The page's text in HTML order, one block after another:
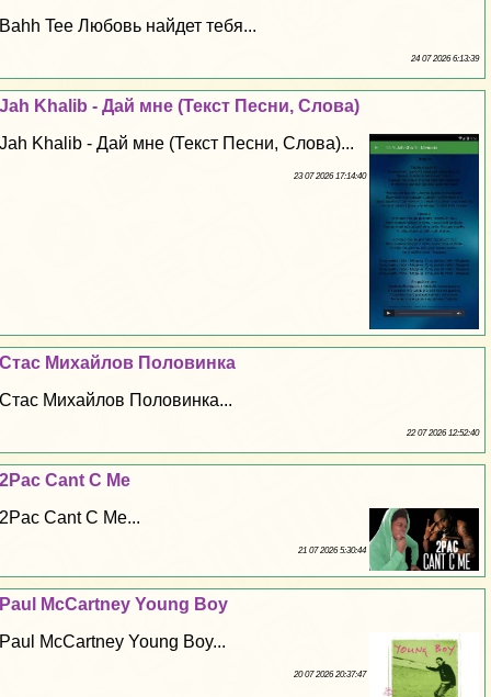
Bahh Tee Любовь найдет тебя...
24 07 2026 6:13:39
Jah Khalib - Дай мне (Текст Песни, Слова)
Jah Khalib - Дай мне (Текст Песни, Слова)...
23 07 2026 17:14:40
Стас Михайлов Половинка
Стас Михайлов Половинка...
22 07 2026 12:52:40
2Pac Cant C Me
2Pac Cant C Me...
21 07 2026 5:30:44
Paul McCartney Young Boy
Paul McCartney Young Boy...
20 07 2026 20:37:47